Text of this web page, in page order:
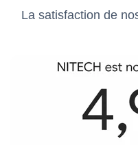
La satisfaction de